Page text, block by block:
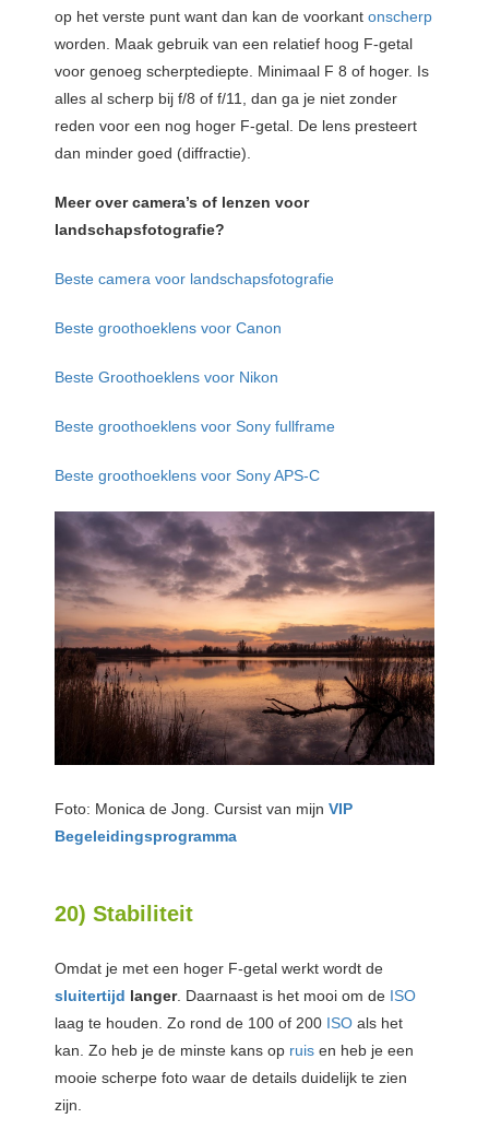
op het verste punt want dan kan de voorkant onscherp
worden. Maak gebruik van een relatief hoog F-getal
voor genoeg scherptediepte. Minimaal F 8 of hoger. Is
alles al scherp bij f/8 of f/11, dan ga je niet zonder
reden voor een nog hoger F-getal. De lens presteert
dan minder goed (diffractie).
Meer over camera’s of lenzen voor
landschapsfotografie?
Beste camera voor landschapsfotografie
Beste groothoeklens voor Canon
Beste Groothoeklens voor Nikon
Beste groothoeklens voor Sony fullframe
Beste groothoeklens voor Sony APS-C
Foto: Monica de Jong. Cursist van mijn VIP
Begeleidingsprogramma
20) Stabiliteit
Omdat je met een hoger F-getal werkt wordt de
sluitertijd langer. Daarnaast is het mooi om de ISO
laag te houden. Zo rond de 100 of 200 ISO als het
kan. Zo heb je de minste kans op ruis en heb je een
mooie scherpe foto waar de details duidelijk te zien
zijn.